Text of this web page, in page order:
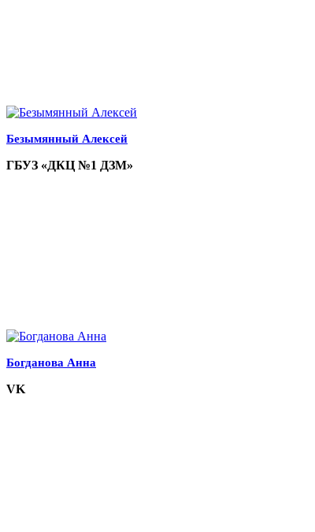
Безымянный Алексей
ГБУЗ «ДКЦ №1 ДЗМ»
Богданова Анна
VK